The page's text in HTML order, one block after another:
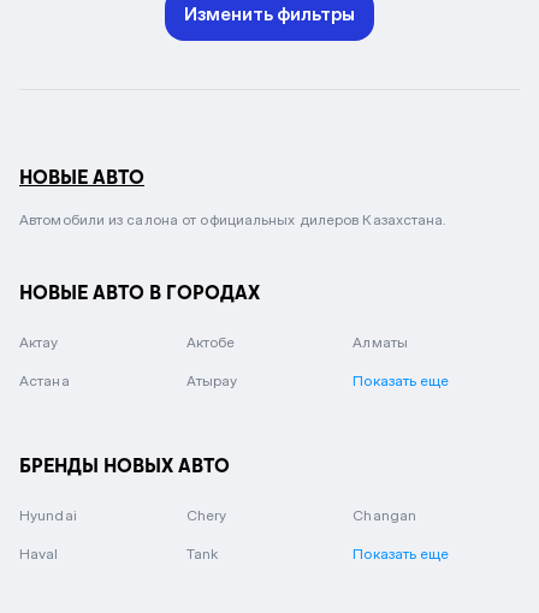
Изменить фильтры
НОВЫЕ АВТО
Автомобили из салона от официальных дилеров Казахстана.
НОВЫЕ АВТО В ГОРОДАХ
Актау Актобе Алматы
Астана Атырау Показать еще
БРЕНДЫ НОВЫХ АВТО
Hyundai Chery Changan
Haval Tank Показать еще